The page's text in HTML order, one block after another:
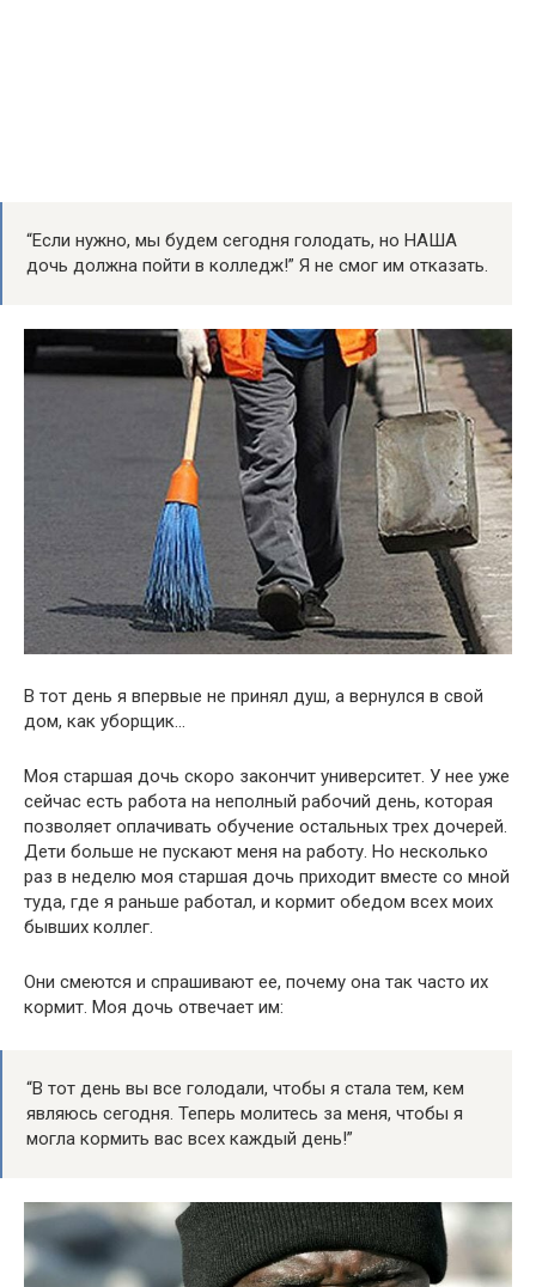
“Если нужно, мы будем сегодня голодать, но НАША
дочь должна пойти в колледж!” Я не смог им отказать.
В тот день я впервые не принял душ, а вернулся в свой
дом, как уборщик…
Моя старшая дочь скоро закончит университет. У нее уже
сейчас есть работа на неполный рабочий день, которая
позволяет оплачивать обучение остальных трех дочерей.
Дети больше не пускают меня на работу. Но несколько
раз в неделю моя старшая дочь приходит вместе со мной
туда, где я раньше работал, и кормит обедом всех моих
бывших коллег.
Они смеются и спрашивают ее, почему она так часто их
кормит. Моя дочь отвечает им:
“В тот день вы все голодали, чтобы я стала тем, кем
являюсь сегодня. Теперь молитесь за меня, чтобы я
могла кормить вас всех каждый день!”